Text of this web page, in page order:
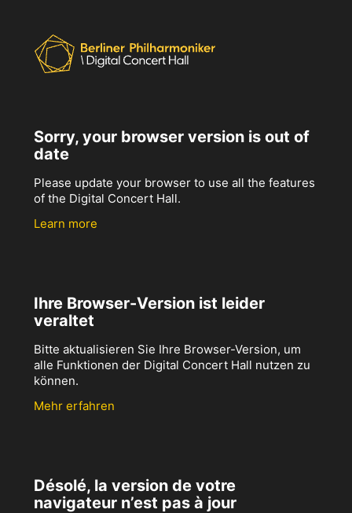
Sorry, your browser version is out of
date
Please update your browser to use all the features
of the Digital Concert Hall.
Learn more
Ihre Browser-Version ist leider
veraltet
Bitte aktualisieren Sie Ihre Browser-Version, um
alle Funktionen der Digital Concert Hall nutzen zu
können.
Mehr erfahren
Désolé, la version de votre
navigateur n’est pas à jour